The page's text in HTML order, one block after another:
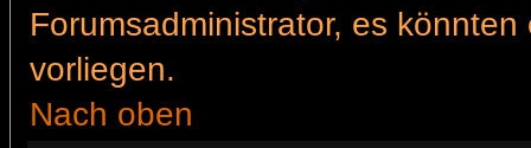
Forumsadministrator, es
vorliegen.
Nach oben